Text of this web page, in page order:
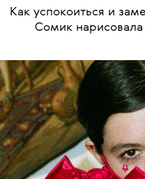
Как успокоиться и
Сомик нарисовала